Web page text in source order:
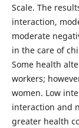
Scale. The
interaction,
moderate
in the care of
Some health
workers;
women. Low
interaction and
greater health